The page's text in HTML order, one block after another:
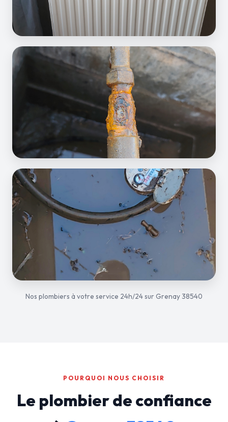
Nos plombiers à votre service 24h/24 sur Grenay 38540
POURQUOI NOUS CHOISIR
Le plombier de confiance